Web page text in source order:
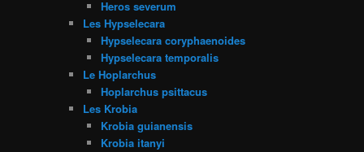
Heros severum
Les Hypselecara
Hypselecara coryphaenoides
Hypselecara temporalis
Le Hoplarchus
Hoplarchus psittacus
Les Krobia
Krobia guianensis
Krobia itanyi